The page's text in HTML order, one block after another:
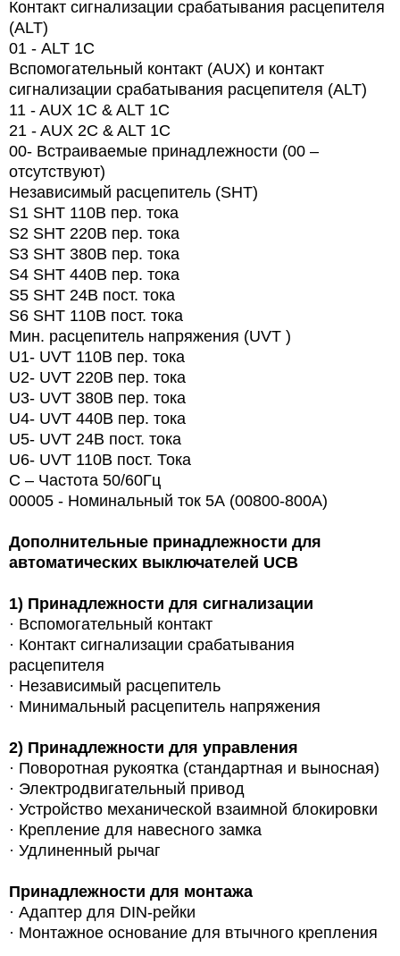
Контакт сигнализации срабатывания расцепителя
(ALT)
01 - ALT 1C
Вспомогательный контакт (AUX) и контакт
сигнализации срабатывания расцепителя (ALT)
11 - AUX 1C & ALT 1C
21 - AUX 2C & ALT 1C
00- Встраиваемые принадлежности (00 –
отсутствуют)
Независимый расцепитель (SHT)
S1 SHT 110В пер. тока
S2 SHT 220В пер. тока
S3 SHT 380В пер. тока
S4 SHT 440В пер. тока
S5 SHT 24В пост. тока
S6 SHT 110В пост. тока
Мин. расцепитель напряжения (UVT )
U1- UVT 110В пер. тока
U2- UVT 220В пер. тока
U3- UVT 380В пер. тока
U4- UVT 440В пер. тока
U5- UVT 24В пост. тока
U6- UVT 110В пост. Тока
С – Частота 50/60Гц
00005 - Номинальный ток 5А (00800-800A)
Дополнительные принадлежности для
автоматических выключателей UCB
1) Принадлежности для сигнализации
· Вспомогательный контакт
· Контакт сигнализации срабатывания
расцепителя
· Независимый расцепитель
· Минимальный расцепитель напряжения
2) Принадлежности для управления
· Поворотная рукоятка (стандартная и выносная)
· Электродвигательный привод
· Устройство механической взаимной блокировки
· Крепление для навесного замка
· Удлиненный рычаг
Принадлежности для монтажа
· Адаптер для DIN-рейки
· Монтажное основание для втычного крепления